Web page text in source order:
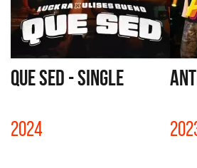
QUE SED - SINGLE
2024